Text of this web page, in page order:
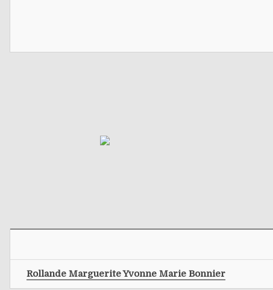
Rollande Marguerite Yvonne Marie Bonnier